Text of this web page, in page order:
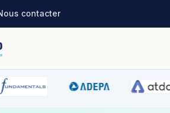
contacter